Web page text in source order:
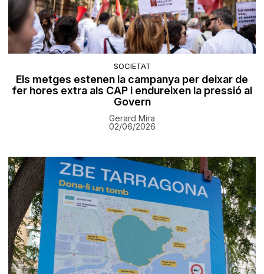
SOCIETAT
Els metges estenen la campanya per deixar de
fer hores extra als CAP i endureixen la pressió al
Govern
Gerard Mira
02/06/2026